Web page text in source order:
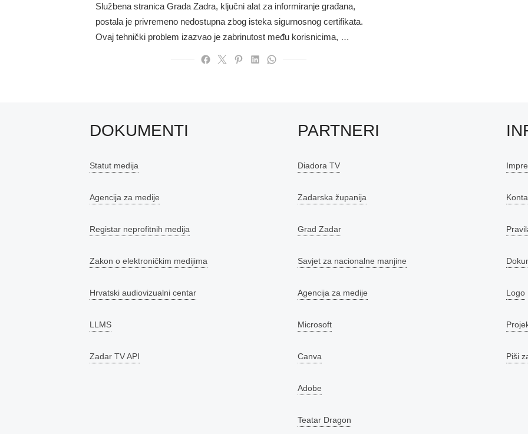
Službena stranica Grada Zadra, ključni alat za informiranje građana,
postala je privremeno nedostupna zbog isteka sigurnosnog certifikata.
Ovaj tehnički problem izazvao je zabrinutost među korisnicima, …
DOKUMENTI
Statut medija
Agencija za medije
Registar neprofitnih medija
Zakon o elektroničkim medijima
Hrvatski audiovizualni centar
LLMS
Zadar TV API
PARTNERI
Diadora TV
Zadarska županija
Grad Zadar
Savjet za nacionalne manjine
Agencija za medije
Microsoft
Canva
Adobe
Teatar Dragon
Logo
Piši